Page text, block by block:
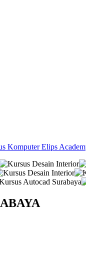
Komputer Elips